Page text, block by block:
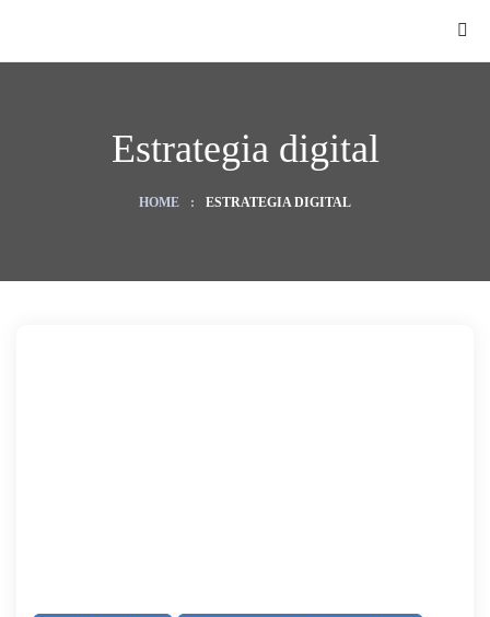
Estrategia digital
HOME : ESTRATEGIA DIGITAL